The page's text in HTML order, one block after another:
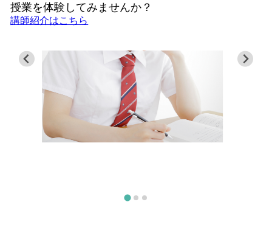
授業を体験してみませんか？
講師紹介はこちら